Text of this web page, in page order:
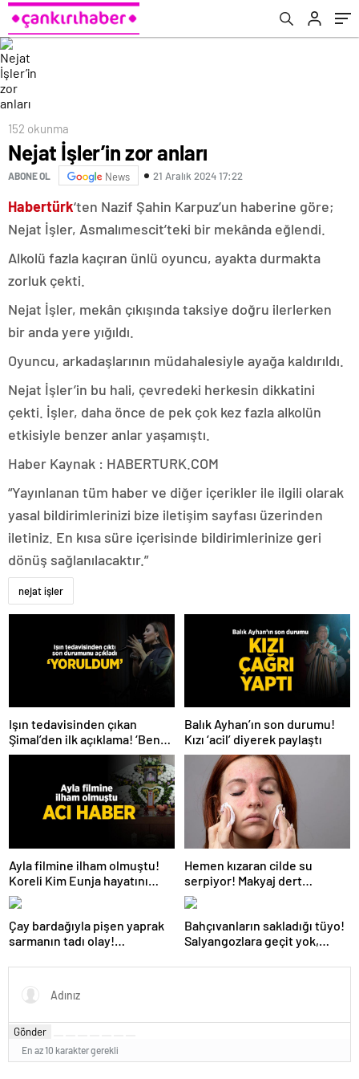
152 okunma
Nejat İşler’in zor anları
ABONE OL News 21 Aralık 2024 17:22
Habertürk‘ten Nazif Şahin Karpuz’un haberine göre;
Nejat İşler, Asmalımescit’teki bir mekânda eğlendi.
Alkolü fazla kaçıran ünlü oyuncu, ayakta durmakta
zorluk çekti.
Nejat İşler, mekân çıkışında taksiye doğru ilerlerken
bir anda yere yığıldı.
Oyuncu, arkadaşlarının müdahalesiyle ayağa kaldırıldı.
Nejat İşler’in bu hali, çevredeki herkesin dikkatini
çekti. İşler, daha önce de pek çok kez fazla alkolün
etkisiyle benzer anlar yaşamıştı.
Haber Kaynak : HABERTURK.COM
“Yayınlanan tüm haber ve diğer içerikler ile ilgili olarak
yasal bildirimlerinizi bize iletişim sayfası üzerinden
iletiniz. En kısa süre içerisinde bildirimlerinize geri
dönüş sağlanılacaktır.”
nejat işler
Işın tedavisinden çıkan
Şimal’den ilk açıklama! ‘Ben
çok yoruldum’
Balık Ayhan’ın son durumu!
Kızı ‘acil’ diyerek paylaştı
Ayla filmine ilham olmuştu!
Koreli Kim Eunja hayatını
kaybetti
Hemen kızaran cilde su
serpiyor! Makyaj dert
olmayacak, 2 ürün yetiyor
Çay bardağıyla pişen yaprak
sarmanın tadı olay!
Bahçıvanların sakladığı tüyo!
Salyangozlara geçit yok,
Gönder
En az 10 karakter gerekli